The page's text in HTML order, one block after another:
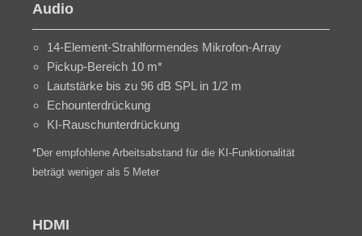
Audio
14-Element-Strahlformendes Mikrofon-Array
Pickup-Bereich 10 m*
Lautstärke bis zu 96 dB SPL in 1/2 m
Echounterdrückung
KI-Rauschunterdrückung
*Der empfohlene Arbeitsabstand für die KI-Funktionalität
beträgt weniger als 5 Meter
HDMI